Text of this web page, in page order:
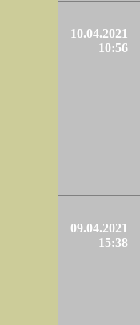
10.04.2021
10:56
09.04.2021
15:38